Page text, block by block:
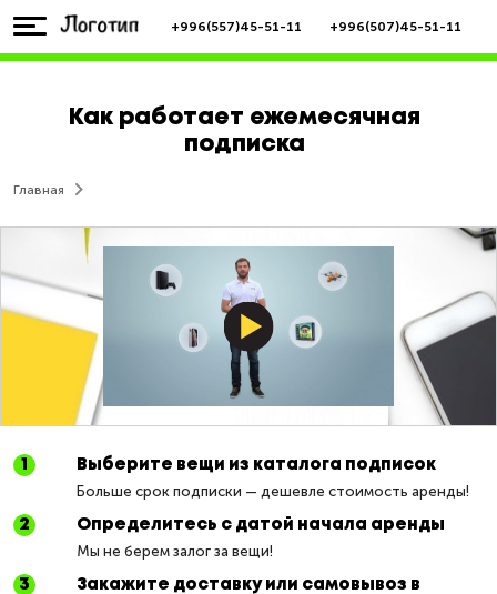
+996(557)45-51-11 +996(507)45-51-11
Как работает ежемесячная
подписка
Главная
Выберите вещи из каталога подписок
Больше срок подписки — дешевле стоимость аренды!
Определитесь с датой начала аренды
Мы не берем залог за вещи!
Закажите доставку или самовывоз в